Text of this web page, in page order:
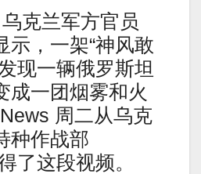
克兰军方官员
示，一架“神风敢
现一辆俄罗斯坦
成一团烟雾和火
周二从乌克
种作战部
了这段视频。